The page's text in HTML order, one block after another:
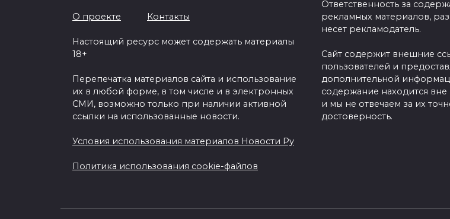
О проекте Контакты
Настоящий ресурс может содержать материалы
18+
Перепечатка материалов сайта и использование
их в любой форме, в том числе и в электронных
СМИ, возможно только при наличии активной
ссылки на использованные новости.
Условия использования материалов Новости Ру
Политика использования cookie-файлов
Ответственность за
рекламных материалов,
несет рекламодатель.
Сайт содержит внешние
пользователей и
дополнительной
содержание находится
и мы не отвечаем за их
достоверность.